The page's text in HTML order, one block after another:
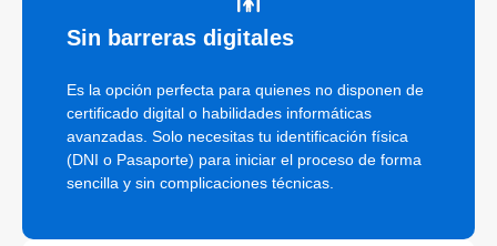
Sin barreras digitales
Es la opción perfecta para quienes no disponen de
certificado digital o habilidades informáticas
avanzadas. Solo necesitas tu identificación física
(DNI o Pasaporte) para iniciar el proceso de forma
sencilla y sin complicaciones técnicas.